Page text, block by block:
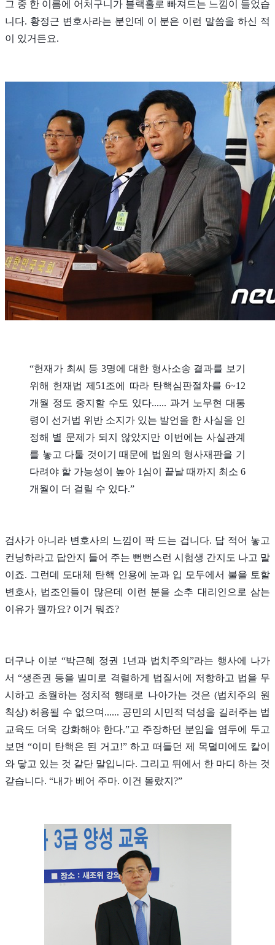
그 중 한 이름에 어처구니가 블랙홀로 빠져드는 느낌이 들었습
니다. 황정근 변호사라는 분인데 이 분은 이런 말씀을 하신 적
이 있거든요.
“헌재가 최씨 등 3명에 대한 형사소송 결과를 보기
위해 헌재법 제51조에 따라 탄핵심판절차를 6~12
개월 정도 중지할 수도 있다...... 과거 노무현 대통
령이 선거법 위반 소지가 있는 발언을 한 사실을 인
정해 별 문제가 되지 않았지만 이번에는 사실관계
를 놓고 다툴 것이기 때문에 법원의 형사재판을 기
다려야 할 가능성이 높아 1심이 끝날 때까지 최소 6
개월이 더 걸릴 수 있다.”
검사가 아니라 변호사의 느낌이 팍 드는 겁니다. 답 적어 놓고
컨닝하라고 답안지 들어 주는 뻔뻔스런 시험생 간지도 나고 말
이죠. 그런데 도대체 탄핵 인용에 눈과 입 모두에서 불을 토할
변호사, 법조인들이 많은데 이런 분을 소추 대리인으로 삼는
이유가 뭘까요? 이거 뭐죠?
더구나 이분 “박근혜 정권 1년과 법치주의”라는 행사에 나가
서 “생존권 등을 빌미로 격렬하게 법질서에 저항하고 법을 무
시하고 초월하는 정치적 행태로 나아가는 것은 (법치주의 원
칙상) 허용될 수 없으며...... 공민의 시민적 덕성을 길러주는 법
교육도 더욱 강화해야 한다.”고 주장하던 분임을 염두에 두고
보면 “이미 탄핵은 된 거고!” 하고 떠들던 제 목덜미에도 칼이
와 닿고 있는 것 같단 말입니다. 그리고 뒤에서 한 마디 하는 것
같습니다. “내가 베어 주마. 이건 몰랐지?”